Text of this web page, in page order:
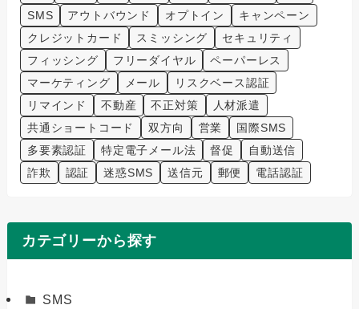
SMS
アウトバウンド オプトイン
キャンペーン
クレジットカード
スミッシング
セキュリティ
フィッシング
フリーダイヤル
ペーパーレス
マーケティング
メール
リスクベース認証
リマインド
不動産 不正対策
人材派遣
共通ショートコード
双方向 営業
国際SMS
多要素認証
特定電子メール法 督促
自動送信
詐欺
認証 迷惑SMS 送信元 郵便 電話認証
カテゴリーから探す
SMS